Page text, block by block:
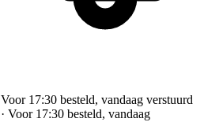
Voor 17:30 besteld, vandaag verstuurd
· Voor 17:30 besteld, vandaag